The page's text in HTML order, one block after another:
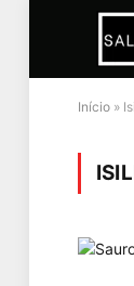
Início »